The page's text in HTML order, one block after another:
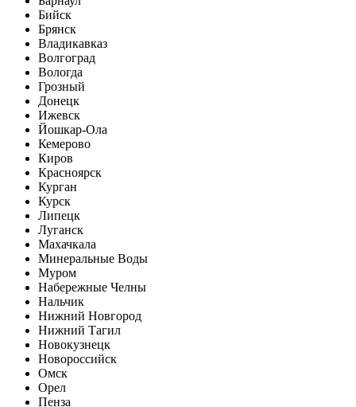
Бийск
Брянск
Владикавказ
Волгоград
Вологда
Грозный
Донецк
Ижевск
Йошкар-Ола
Кемерово
Киров
Красноярск
Курган
Курск
Липецк
Луганск
Махачкала
Минеральные Воды
Муром
Набережные Челны
Нальчик
Нижний Новгород
Нижний Тагил
Новокузнецк
Новороссийск
Омск
Орел
Пенза